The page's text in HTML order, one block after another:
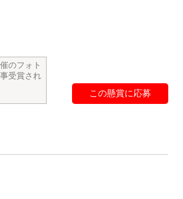
のフォト
受賞され
この懸賞に応募